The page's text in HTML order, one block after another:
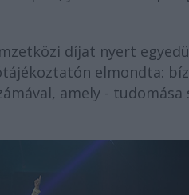
díjat nyert
elmondta:
amely -